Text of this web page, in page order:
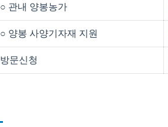
○ 관내 양봉농가
○ 양봉 사양기자재 지원
방문신청